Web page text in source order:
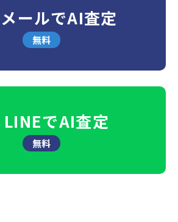
メールでAI査定
無料
LINEでAI査定
無料